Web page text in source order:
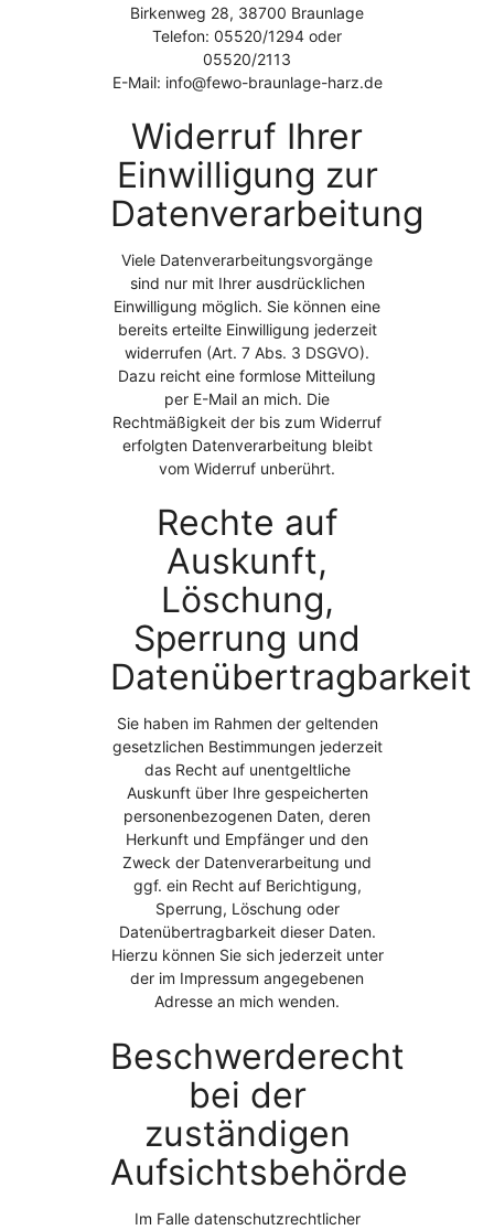
Birkenweg 28, 38700 Braunlage
Telefon: 05520/1294 oder
05520/2113
E-Mail: info@fewo-braunlage-harz.de
Widerruf Ihrer
Einwilligung zur
Datenverarbeitung
Viele Datenverarbeitungsvorgänge
sind nur mit Ihrer ausdrücklichen
Einwilligung möglich. Sie können eine
bereits erteilte Einwilligung jederzeit
widerrufen (Art. 7 Abs. 3 DSGVO).
Dazu reicht eine formlose Mitteilung
per E-Mail an mich. Die
Rechtmäßigkeit der bis zum Widerruf
erfolgten Datenverarbeitung bleibt
vom Widerruf unberührt.
Rechte auf
Auskunft,
Löschung,
Sperrung und
Datenübertragbarkeit
Sie haben im Rahmen der geltenden
gesetzlichen Bestimmungen jederzeit
das Recht auf unentgeltliche
Auskunft über Ihre gespeicherten
personenbezogenen Daten, deren
Herkunft und Empfänger und den
Zweck der Datenverarbeitung und
ggf. ein Recht auf Berichtigung,
Sperrung, Löschung oder
Datenübertragbarkeit dieser Daten.
Hierzu können Sie sich jederzeit unter
der im Impressum angegebenen
Adresse an mich wenden.
Beschwerderecht
bei der
zuständigen
Aufsichtsbehörde
Im Falle datenschutzrechtlicher